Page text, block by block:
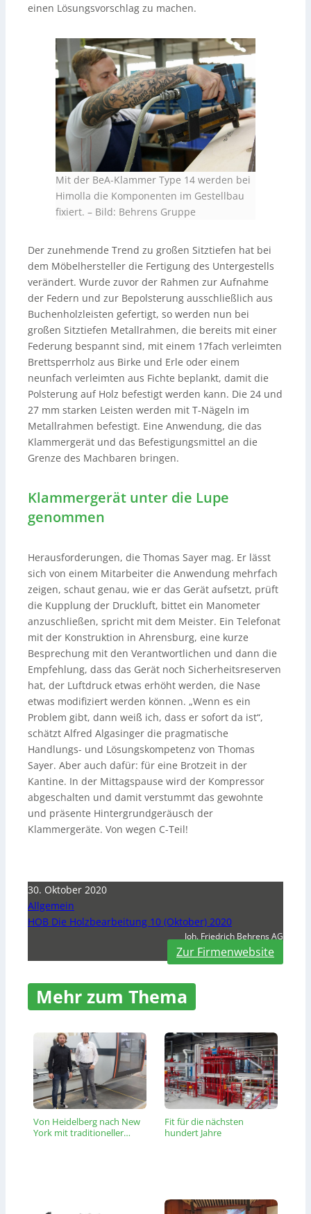
einen Lösungsvorschlag zu machen.
Mit der BeA-Klammer Type 14 werden bei
Himolla die Komponenten im Gestellbau
fixiert. – Bild: Behrens Gruppe
Der zunehmende Trend zu großen Sitztiefen hat bei
dem Möbelhersteller die Fertigung des Untergestells
verändert. Wurde zuvor der Rahmen zur Aufnahme
der Federn und zur Bepolsterung ausschließlich aus
Buchenholzleisten gefertigt, so werden nun bei
großen Sitztiefen Metallrahmen, die bereits mit einer
Federung bespannt sind, mit einem 17fach verleimten
Brettsperrholz aus Birke und Erle oder einem
neunfach verleimten aus Fichte beplankt, damit die
Polsterung auf Holz befestigt werden kann. Die 24 und
27 mm starken Leisten werden mit T-Nägeln im
Metallrahmen befestigt. Eine Anwendung, die das
Klammergerät und das Befestigungsmittel an die
Grenze des Machbaren bringen.
Klammergerät unter die Lupe
genommen
Herausforderungen, die Thomas Sayer mag. Er lässt
sich von einem Mitarbeiter die Anwendung mehrfach
zeigen, schaut genau, wie er das Gerät aufsetzt, prüft
die Kupplung der Druckluft, bittet ein Manometer
anzuschließen, spricht mit dem Meister. Ein Telefonat
mit der Konstruktion in Ahrensburg, eine kurze
Besprechung mit den Verantwortlichen und dann die
Empfehlung, dass das Gerät noch Sicherheitsreserven
hat, der Luftdruck etwas erhöht werden, die Nase
etwas modifiziert werden können. „Wenn es ein
Problem gibt, dann weiß ich, dass er sofort da ist“,
schätzt Alfred Algasinger die pragmatische
Handlungs- und Lösungskompetenz von Thomas
Sayer. Aber auch dafür: für eine Brotzeit in der
Kantine. In der Mittagspause wird der Kompressor
abgeschalten und damit verstummt das gewohnte
und präsente Hintergrundgeräusch der
Klammergeräte. Von wegen C-Teil!
30. Oktober 2020
Allgemein
HOB Die Holzbearbeitung 10 (Oktober) 2020
Joh. Friedrich Behrens AG
Zur Firmenwebsite
Mehr zum Thema
Von Heidelberg nach New
York mit traditioneller…
Fit für die nächsten
hundert Jahre